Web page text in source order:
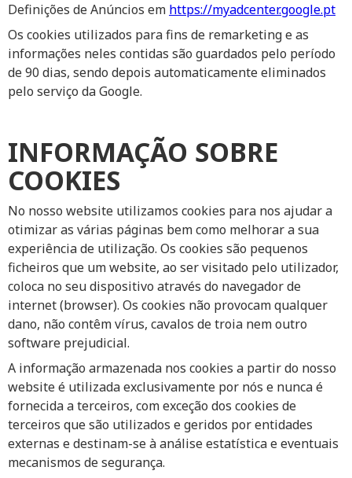
Definições de Anúncios em https://myadcenter.google.pt
Os cookies utilizados para fins de remarketing e as
informações neles contidas são guardados pelo período
de 90 dias, sendo depois automaticamente eliminados
pelo serviço da Google.
INFORMAÇÃO SOBRE
COOKIES
No nosso website utilizamos cookies para nos ajudar a
otimizar as várias páginas bem como melhorar a sua
experiência de utilização. Os cookies são pequenos
ficheiros que um website, ao ser visitado pelo utilizador,
coloca no seu dispositivo através do navegador de
internet (browser). Os cookies não provocam qualquer
dano, não contêm vírus, cavalos de troia nem outro
software prejudicial.
A informação armazenada nos cookies a partir do nosso
website é utilizada exclusivamente por nós e nunca é
fornecida a terceiros, com exceção dos cookies de
terceiros que são utilizados e geridos por entidades
externas e destinam-se à análise estatística e eventuais
mecanismos de segurança.